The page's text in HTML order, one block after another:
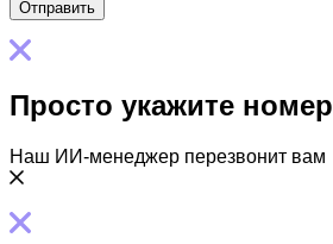
Просто укажите номер
Наш ИИ-менеджер перезвонит вам